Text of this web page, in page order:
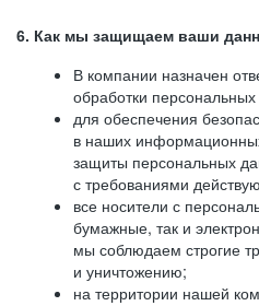
6. Как мы защищаем ваши
В компании назначен
обработки
для обеспечения
в наших
защиты персональных
с требованиями
все носители с
бумажные, так и
мы соблюдаем строгие
и уничтожению;
на территории нашей